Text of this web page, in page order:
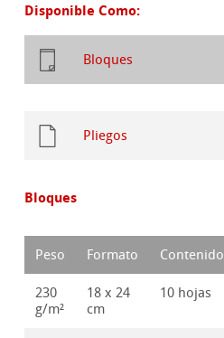
Disponible Como:
Bloques
Pliegos
Bloques
Peso Formato Contenido
230
g/m²
18 x 24
cm
10 hojas